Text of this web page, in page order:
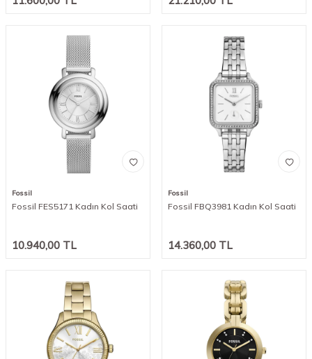
Fossil
Fossil FES5171 Kadın Kol Saati
10.940,00 TL
Fossil
Fossil FBQ3981 Kadın Kol Saati
14.360,00 TL